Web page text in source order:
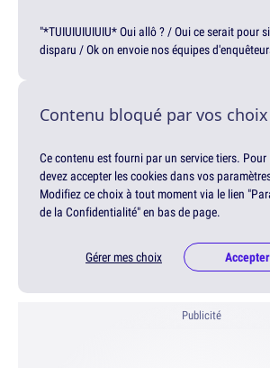
"*TUIUIUIUIUIU* Oui allô ? / Oui ce serait pour
disparu / Ok on envoie nos équipes
Contenu bloqué par vos
Ce contenu est fourni par un service tiers.
devez accepter les cookies dans vos
Modifiez ce choix à tout moment via le lien
de la Confidentialité" en bas de page.
Gérer mes choix
Publicité